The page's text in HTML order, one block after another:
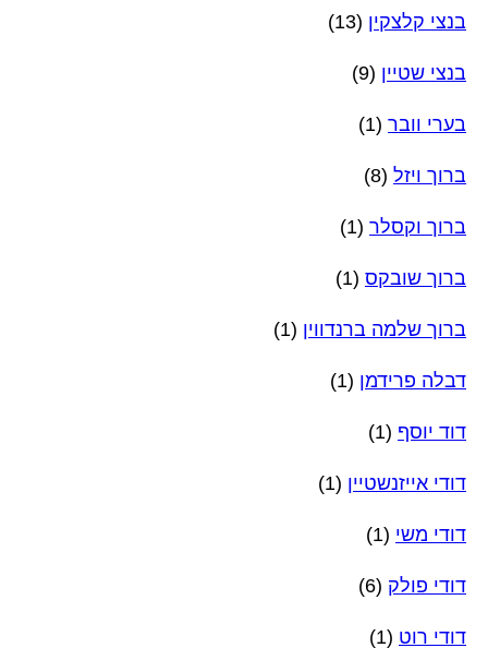
בנצי קלצקין (13)
בנצי שטיין (9)
בערי וובר (1)
ברוך ויזל (8)
ברוך וקסלר (1)
ברוך שובקס (1)
ברוך שלמה ברנדווין (1)
דבלה פרידמן (1)
דוד יוסף (1)
דודי אייזנשטיין (1)
דודי משי (1)
דודי פולק (6)
דודי רוט (1)